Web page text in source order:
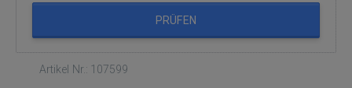
PRÜFEN
Artikel Nr.: 107599